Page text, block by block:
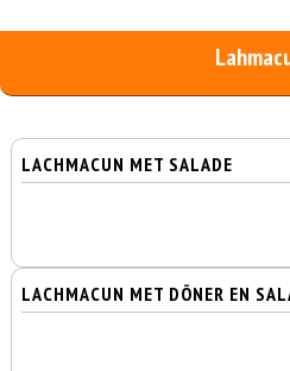
LACHMACUN MET SALADE
LACHMACUN MET DÖNER EN